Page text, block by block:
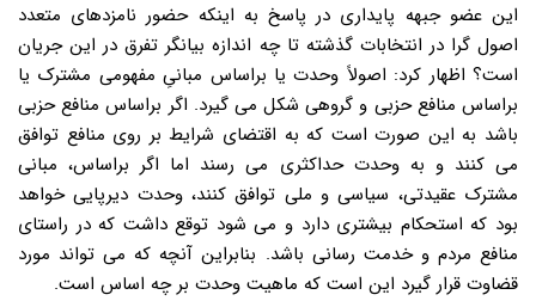
این عضو جبهه پایداری در پاسخ به اینکه حضور نامزدهای متعدد
اصول گرا در انتخابات گذشته تا چه اندازه بیانگر تفرق در این جریان
است؟ اظهار کرد: اصولاً وحدت یا براساس مبانیِ مفهومی مشترک یا
براساس منافع حزبی و گروهی شکل می گیرد. اگر براساس منافع حزبی
باشد به این صورت است که به اقتضای شرایط بر روی منافع توافق
می کنند و به وحدت حداکثری می رسند اما اگر براساس، مبانی
مشترک عقیدتی، سیاسی و ملی توافق کنند، وحدت دیرپایی خواهد
بود که استحکام بیشتری دارد و می شود توقع داشت که در راستای
منافع مردم و خدمت رسانی باشد. بنابراین آنچه که می تواند مورد
قضاوت قرار گیرد این است که ماهیت وحدت بر چه اساس است.